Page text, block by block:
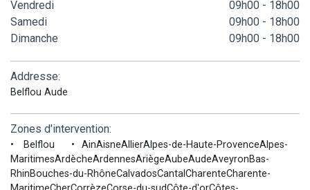
Vendredi
09h00 - 18h00
Samedi
09h00 - 18h00
Dimanche
09h00 - 18h00
Addresse:
Belflou Aude
Zones d'intervention:
Belflou
AinAisneAllierAlpes-de-Haute-ProvenceAlpes-
MaritimesArdècheArdennesAriègeAubeAudeAveyronBas-
RhinBouches-du-RhôneCalvadosCantalCharenteCharente-